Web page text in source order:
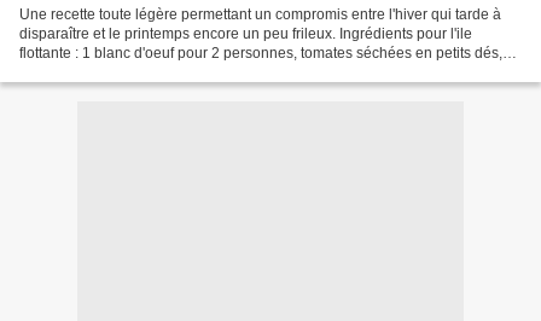
Une recette toute légère permettant un compromis entre l'hiver qui tarde à
disparaître et le printemps encore un peu frileux. Ingrédients pour l'ile
flottante : 1 blanc d'oeuf pour 2 personnes, tomates séchées en petits dés,